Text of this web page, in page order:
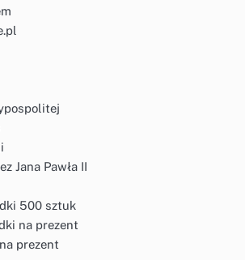
Jana Pawła II
500 sztuk
na prezent
prezent